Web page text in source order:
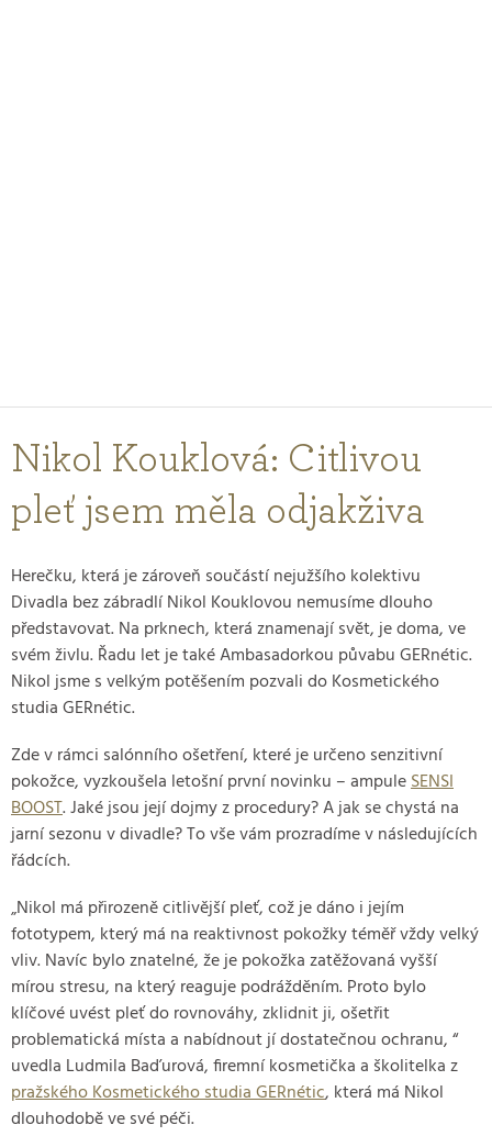
Nikol Kouklová: Citlivou
pleť jsem měla odjakživa
Herečku, která je zároveň součástí nejužšího kolektivu
Divadla bez zábradlí Nikol Kouklovou nemusíme dlouho
představovat. Na prknech, která znamenají svět, je doma, ve
svém živlu. Řadu let je také Ambasadorkou půvabu GERnétic.
Nikol jsme s velkým potěšením pozvali do Kosmetického
studia GERnétic.
Zde v rámci salónního ošetření, které je určeno senzitivní
pokožce, vyzkoušela letošní první novinku – ampuleSENSI
BOOST. Jaké jsou její dojmy z procedury? A jak se chystá na
jarní sezonu v divadle? To vše vám prozradíme v následujících
řádcích.
„Nikol má přirozeně citlivější pleť, což je dáno i jejím
fototypem, který má na reaktivnost pokožky téměř vždy velký
vliv. Navíc bylo znatelné, že je pokožka zatěžovaná vyšší
mírou stresu, na který reaguje podrážděním. Proto bylo
klíčové uvést pleť do rovnováhy, zklidnit ji, ošetřit
problematická místa a nabídnout jí dostatečnou ochranu, “
uvedla Ludmila Baďurová, firemní kosmetička a školitelka z
pražského Kosmetického studia GERnétic, která má Nikol
dlouhodobě ve své péči.